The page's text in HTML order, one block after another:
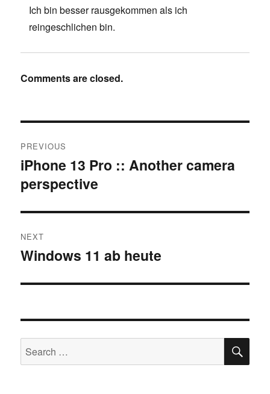
Ich bin besser rausgekommen als ich
reingeschlichen bin.
Comments are closed.
navigation
PREVIOUS
Previous
post:
iPhone 13 Pro :: Another camera
perspective
NEXT
Next
Windows 11 ab heute
Search
for: